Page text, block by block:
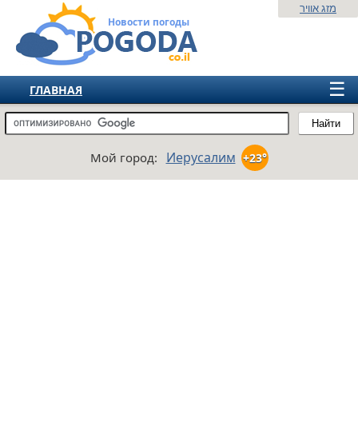
Новости погоды
Найти
מזג אוויר
☰
ГЛАВНАЯ
ИЗРАИЛЬ
ЕВРОПА
Мой город: Иерусалим +23°